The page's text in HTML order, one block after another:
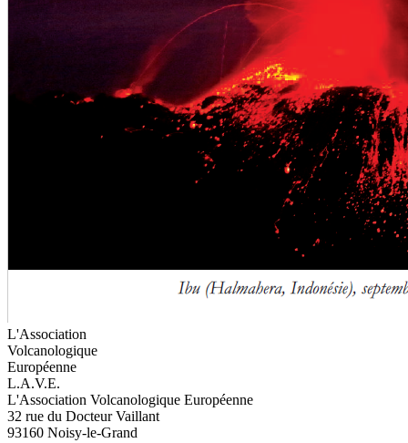
L'Association
Volcanologique
Européenne
L.A.V.E.
L'Association Volcanologique Européenne
32 rue du Docteur Vaillant
93160 Noisy-le-Grand